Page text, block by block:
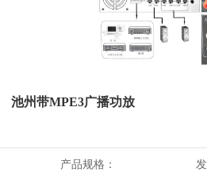
池州带MPE3广播功放
产品规格：